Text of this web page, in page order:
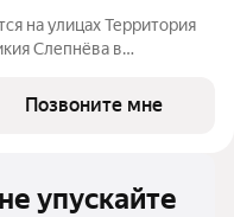
на улицах Территория
Слепнёва в
Хорошая
Позвоните мне
упускайте